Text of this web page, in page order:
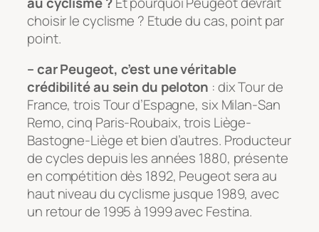
choisir le cyclisme ? Etude du cas, point par
point.
– car Peugeot, c’est une véritable
crédibilité au sein du peloton : dix Tour de
France, trois Tour d’Espagne, six Milan-San
Remo, cinq Paris-Roubaix, trois Liège-
Bastogne-Liège et bien d’autres. Producteur
de cycles depuis les années 1880, présente
en compétition dès 1892, Peugeot sera au
haut niveau du cyclisme jusque 1989, avec
un retour de 1995 à 1999 avec Festina.